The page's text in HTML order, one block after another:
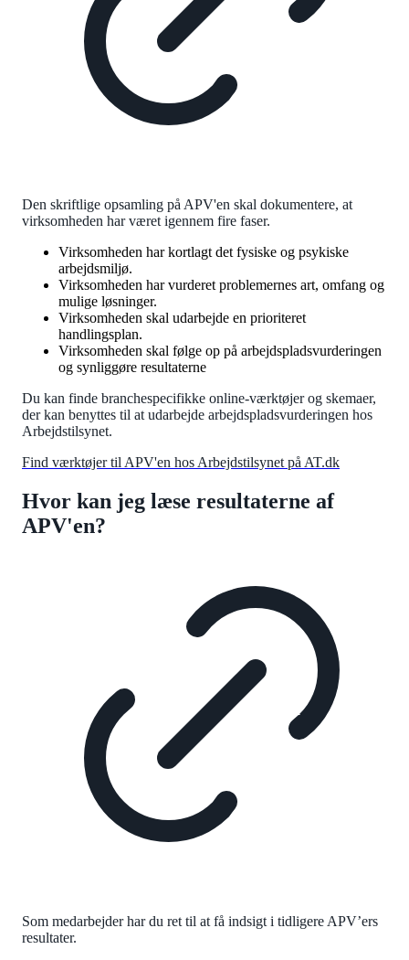
Den skriftlige opsamling på APV'en skal dokumentere, at
virksomheden har været igennem fire faser.
Virksomheden har kortlagt det fysiske og psykiske
arbejdsmiljø.
Virksomheden har vurderet problemernes art, omfang og
mulige løsninger.
Virksomheden skal udarbejde en prioriteret
handlingsplan.
Virksomheden skal følge op på arbejdspladsvurderingen
og synliggøre resultaterne
Du kan finde branchespecifikke online-værktøjer og skemaer,
der kan benyttes til at udarbejde arbejdspladsvurderingen hos
Arbejdstilsynet.
Find værktøjer til APV'en hos Arbejdstilsynet på AT.dk
Hvor kan jeg læse resultaterne af
APV'en?
Som medarbejder har du ret til at få indsigt i tidligere APV’ers
resultater.